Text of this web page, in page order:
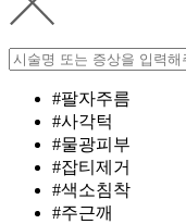
#팔자주름
#사각턱
#물광피부
#잡티제거
#색소침착
#주근깨